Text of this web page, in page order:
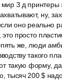
мир 3 д принтеры
ну,
оно реально
просто
же, люди
такого
такую форму,
тысяч 200 $ надо